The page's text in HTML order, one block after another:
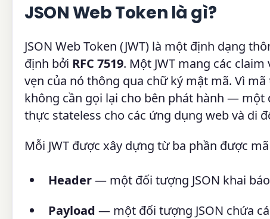
JSON Web Token là gì?
JSON Web Token (JWT) là một định dạng
định bởi RFC 7519. Một JWT mang các
vẹn của nó thông qua chữ ký mật mã. Vì
không cần gọi lại cho bên phát hành — một
thực stateless cho các ứng dụng web và di
Mỗi JWT được xây dựng từ ba phần được
Header— một đối tượng JSON khai
Payload — một đối tượng JSON chứa